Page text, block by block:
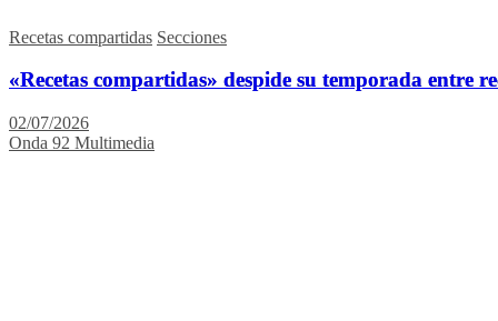
Recetas compartidas Secciones
«Recetas compartidas» despide su temporada entre
02/07/2026
Onda 92 Multimedia